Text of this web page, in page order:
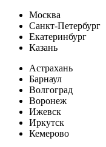
Москва
Санкт-Петербург
Екатеринбург
Казань
Астрахань
Барнаул
Волгоград
Воронеж
Ижевск
Иркутск
Кемерово